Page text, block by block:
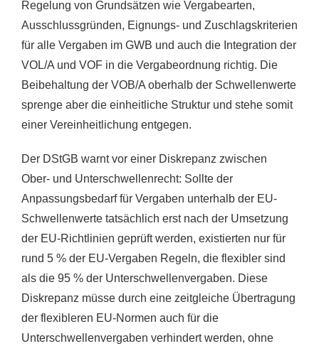
Regelung von Grundsätzen wie Vergabearten,
Ausschlussgründen, Eignungs- und Zuschlagskriterien
für alle Vergaben im GWB und auch die Integration der
VOL/A und VOF in die Vergabeordnung richtig. Die
Beibehaltung der VOB/A oberhalb der Schwellenwerte
sprenge aber die einheitliche Struktur und stehe somit
einer Vereinheitlichung entgegen.
Der DStGB warnt vor einer Diskrepanz zwischen
Ober- und Unterschwellenrecht: Sollte der
Anpassungsbedarf für Vergaben unterhalb der EU-
Schwellenwerte tatsächlich erst nach der Umsetzung
der EU-Richtlinien geprüft werden, existierten nur für
rund 5 % der EU-Vergaben Regeln, die flexibler sind
als die 95 % der Unterschwellenvergaben. Diese
Diskrepanz müsse durch eine zeitgleiche Übertragung
der flexibleren EU-Normen auch für die
Unterschwellenvergaben verhindert werden, ohne